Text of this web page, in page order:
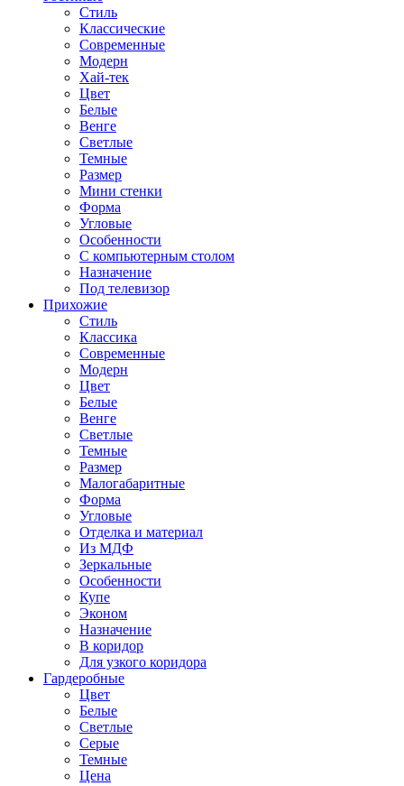
Стиль
Классические
Современные
Модерн
Хай-тек
Цвет
Белые
Венге
Светлые
Темные
Размер
Мини стенки
Форма
Угловые
Особенности
С компьютерным столом
Назначение
Под телевизор
Прихожие
Стиль
Классика
Современные
Модерн
Цвет
Белые
Венге
Светлые
Темные
Размер
Малогабаритные
Форма
Угловые
Отделка и материал
Из МДФ
Зеркальные
Особенности
Купе
Эконом
Назначение
В коридор
Для узкого коридора
Гардеробные
Цвет
Белые
Светлые
Серые
Темные
Цена